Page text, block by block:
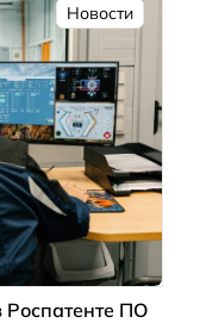
Новости
Роспатенте ПО